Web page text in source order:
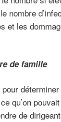
nombre
et les
de famille
qu’on pouvait
de